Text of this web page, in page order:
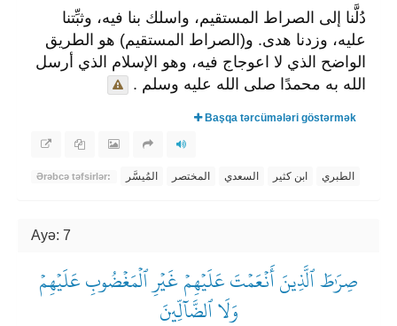
دُلَّنا إلى الصراط المستقيم، واسلك بنا فيه، وثبِّتنا
عليه، وزدنا هدى. و(الصراط المستقيم) هو الطريق
الواضح الذي لا اعوجاج فيه، وهو الإسلام الذي أرسل
الله به محمدًا صلى الله عليه وسلم .
Başqa tərcümələri göstərmək
Ərəbcə təfsirlər: المُيسَّر المختصر السعدي ابن كثير الطبري
Ayə: 7
صِرَٰطَ ٱلَّذِينَ أَنۡعَمۡتَ عَلَيۡهِمۡ غَيۡرِ ٱلۡمَغۡضُوبِ عَلَيۡهِمۡ
وَلَا ٱلضَّآلِّينَ